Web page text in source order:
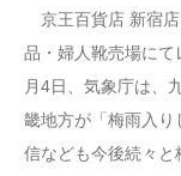
京王百貨店 新宿
品・婦人靴売場に
月4日、気象庁は、
畿地方が「梅雨入り
信なども今後続々